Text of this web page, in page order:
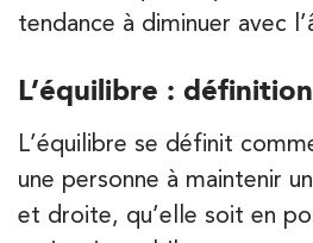
tendance à diminuer avec
L’équilibre : définition
L’équilibre se définit
une personne à maintenir
et droite, qu’elle soit en
Trouvez votre
kinésithérapie IK
Entrez votre adresse afin de trouver